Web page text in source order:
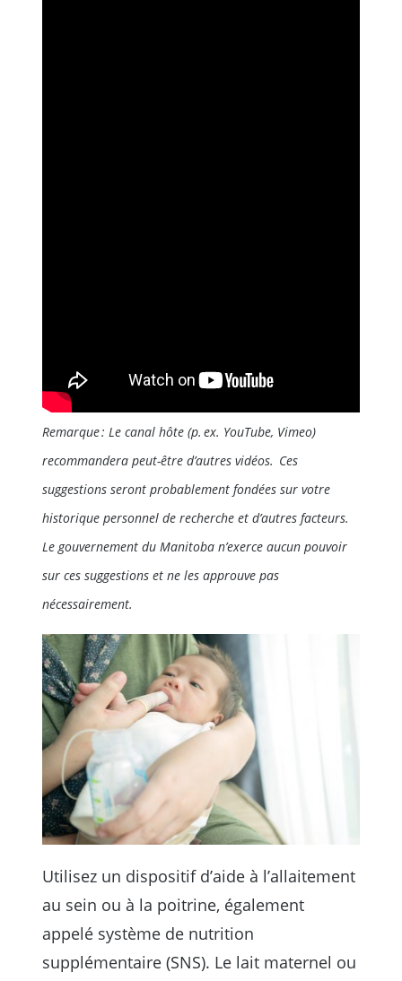
Remarque : Le canal hôte (p. ex. YouTube, Vimeo)
recommandera peut-être d’autres vidéos. Ces
suggestions seront probablement fondées sur votre
historique personnel de recherche et d’autres facteurs.
Le gouvernement du Manitoba n’exerce aucun pouvoir
sur ces suggestions et ne les approuve pas
nécessairement.
Utilisez un dispositif d’aide à l’allaitement
au sein ou à la poitrine, également
appelé système de nutrition
supplémentaire (SNS). Le lait maternel ou